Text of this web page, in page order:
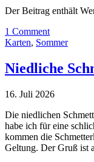
Der Beitrag enthält
1 Comment
Karten, Sommer
Niedliche
16. Juli 2026
Die niedlichen
habe ich für eine
kommen die
Geltung. Der Gruß ist